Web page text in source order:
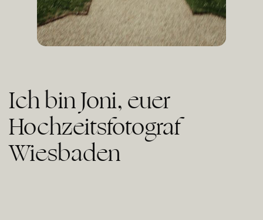
Ich bin Joni, euer
Hochzeitsfotograf
Wiesbaden